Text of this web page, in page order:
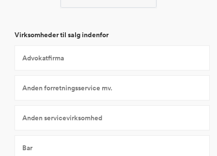
Virksomheder til salg indenfor
Advokatfirma
Anden forretningsservice mv.
Anden servicevirksomhed
Bar